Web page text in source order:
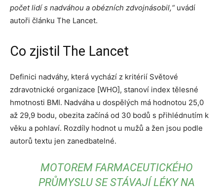
počet lidí s nadváhou a obézních zdvojnásobil,“uvádí
autoři článku The Lancet.
Co zjistil The Lancet
Definici nadváhy, která vychází z kritérií Světové
zdravotnické organizace [WHO], stanoví index tělesné
hmotnosti BMI. Nadváha u dospělých má hodnotou 25,0
až 29,9 bodu, obezita začíná od 30 bodů s přihlédnutím k
věku a pohlaví. Rozdíly hodnot u mužů a žen jsou podle
autorů textu jen zanedbatelné.
MOTOREM FARMACEUTICKÉHO
PRŮMYSLU SE STÁVAJÍ LÉKY NA